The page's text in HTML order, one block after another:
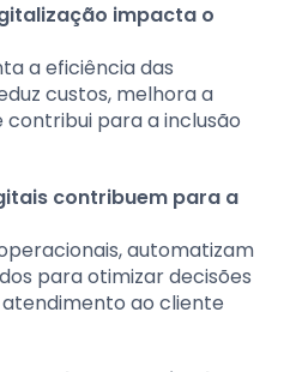
impacta o
a eficiência das
custos, melhora a
para a inclusão
contribuem para a
automatizam
para otimizar decisões
ao cliente